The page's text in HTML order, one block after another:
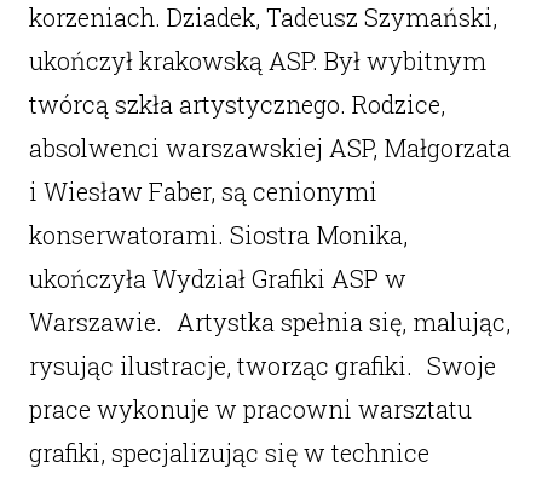
korzeniach. Dziadek, Tadeusz Szymański,
ukończył krakowską ASP. Był wybitnym
twórcą szkła artystycznego. Rodzice,
absolwenci warszawskiej ASP, Małgorzata
i Wiesław Faber, są cenionymi
konserwatorami. Siostra Monika,
ukończyła Wydział Grafiki ASP w
Warszawie. Artystka spełnia się, malując,
rysując ilustracje, tworząc grafiki. Swoje
prace wykonuje w pracowni warsztatu
grafiki, specjalizując się w technice